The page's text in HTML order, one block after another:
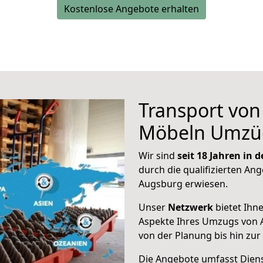
Kostenlose Angebote erhalten
Transport
Möbeln
Wir sind seit 18 Jahren in
durch die qualifizierten
Augsburg erwiesen.
Unser Netzwerk bietet
Aspekte Ihres Umzugs von
von der Planung bis hin
Die Angebote umfasst